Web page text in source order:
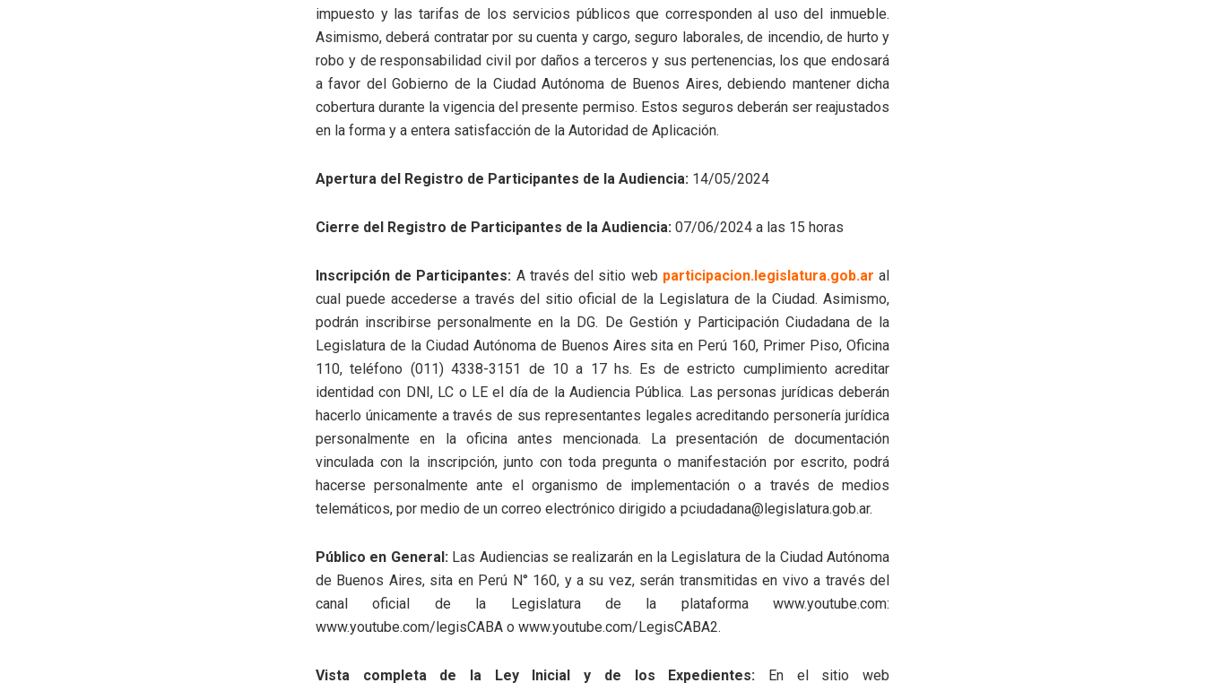
impuesto y las tarifas de los servicios públicos que corresponden al uso del inmueble.
Asimismo, deberá contratar por su cuenta y cargo, seguro laborales, de incendio, de hurto y
robo y de responsabilidad civil por daños a terceros y sus pertenencias, los que endosará
a favor del Gobierno de la Ciudad Autónoma de Buenos Aires, debiendo mantener dicha
cobertura durante la vigencia del presente permiso. Estos seguros deberán ser reajustados
en la forma y a entera satisfacción de la Autoridad de Aplicación.
Apertura del Registro de Participantes de la Audiencia: 14/05/2024
Cierre del Registro de Participantes de la Audiencia: 07/06/2024 a las 15 horas
Inscripción de Participantes: A través del sitio web participacion.legislatura.gob.ar al
cual puede accederse a través del sitio oficial de la Legislatura de la Ciudad. Asimismo,
podrán inscribirse personalmente en la DG. De Gestión y Participación Ciudadana de la
Legislatura de la Ciudad Autónoma de Buenos Aires sita en Perú 160, Primer Piso, Oficina
110, teléfono (011) 4338-3151 de 10 a 17 hs. Es de estricto cumplimiento acreditar
identidad con DNI, LC o LE el día de la Audiencia Pública. Las personas jurídicas deberán
hacerlo únicamente a través de sus representantes legales acreditando personería jurídica
personalmente en la oficina antes mencionada. La presentación de documentación
vinculada con la inscripción, junto con toda pregunta o manifestación por escrito, podrá
hacerse personalmente ante el organismo de implementación o a través de medios
telemáticos, por medio de un correo electrónico dirigido a pciudadana@legislatura.gob.ar.
Público en General: Las Audiencias se realizarán en la Legislatura de la Ciudad Autónoma
de Buenos Aires, sita en Perú N° 160, y a su vez, serán transmitidas en vivo a través del
canal oficial de la Legislatura de la plataforma www.youtube.com:
www.youtube.com/legisCABA o www.youtube.com/LegisCABA2.
Vista completa de la Ley Inicial y de los Expedientes: En el sitio web